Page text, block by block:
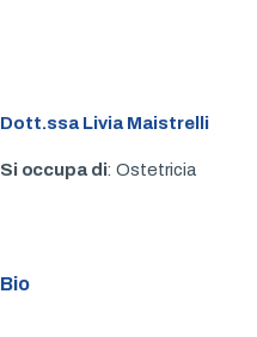
prenotazioni
Dott.ssa Livia Maistrelli
Si occupa di:Ostetricia
Bio